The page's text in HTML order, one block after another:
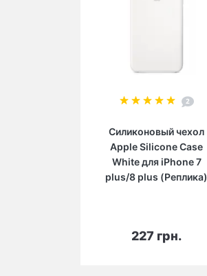
2
Силиконовый чехол
Apple Silicone Case
White для iPhone 7
plus/8 plus (Реплика)
227 грн.
В корзину